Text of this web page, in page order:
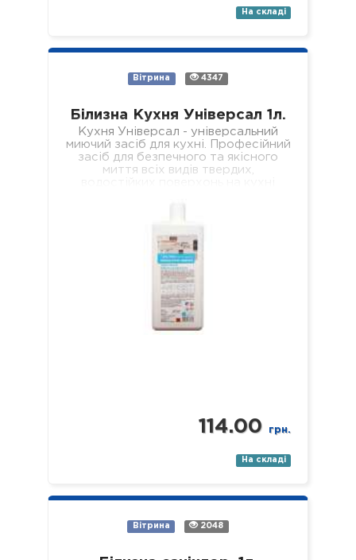
На складі
Вітрина 4347
Білизна Кухня Універсал 1л.
Кухня Універсал - універсальний
миючий засіб для кухні. Професійний
засіб для безпечного та якісного
миття всіх видів твердих,
114.00 грн.
На складі
Вітрина 2048